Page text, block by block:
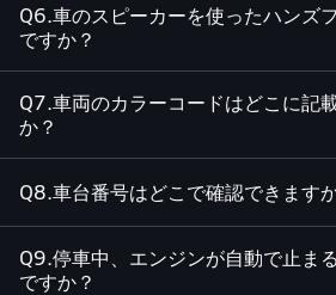
Q6.車のスピーカーを使ったハンズ
ですか？
Q7.車両のカラーコードはどこに記
か？
Q8.車台番号はどこで確認できます
Q9.停車中、エンジンが自動で止ま
ですか？